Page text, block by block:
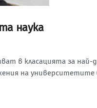
наука
в класацията за
на университетите